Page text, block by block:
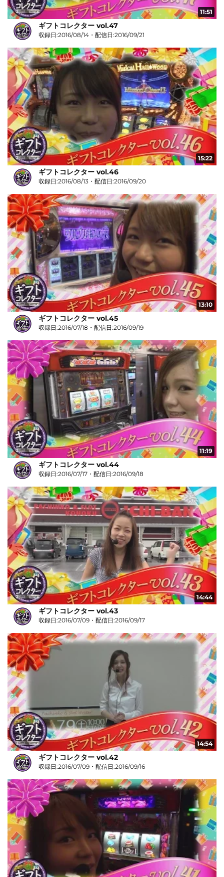
11:51
ギフトコレクター vol.47
収録日:2016/08/14・配信日:2016/09/21
15:22
ギフトコレクター vol.46
収録日:2016/08/13・配信日:2016/09/20
13:10
ギフトコレクター vol.45
収録日:2016/07/18・配信日:2016/09/19
11:19
ギフトコレクター vol.44
収録日:2016/07/17・配信日:2016/09/18
14:44
ギフトコレクター vol.43
収録日:2016/07/09・配信日:2016/09/17
14:54
ギフトコレクター vol.42
収録日:2016/07/09・配信日:2016/09/16